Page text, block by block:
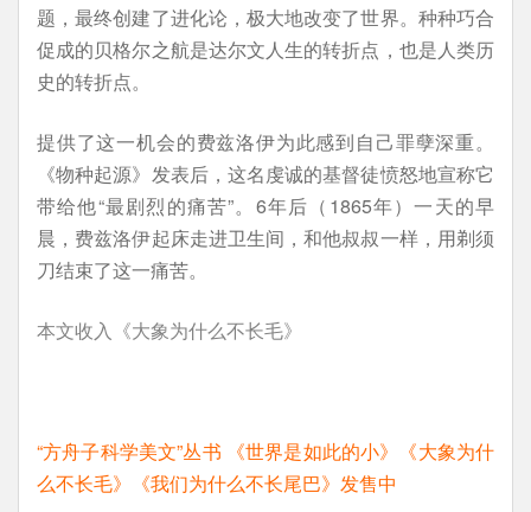
题，最终创建了进化论，极大地改变了世界。种种巧合
促成的贝格尔之航是达尔文人生的转折点，也是人类历
史的转折点。
提供了这一机会的费兹洛伊为此感到自己罪孽深重。
《物种起源》发表后，这名虔诚的基督徒愤怒地宣称它
带给他“最剧烈的痛苦”。6年后（1865年）一天的早
晨，费兹洛伊起床走进卫生间，和他叔叔一样，用剃须
刀结束了这一痛苦。
本文收入《大象为什么不长毛》
“方舟子科学美文”丛书 《世界是如此的小》《大象为什
么不长毛》《我们为什么不长尾巴》发售中